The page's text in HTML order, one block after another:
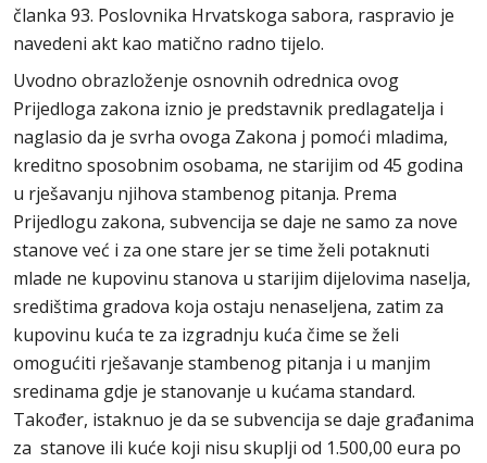
članka 93. Poslovnika Hrvatskoga sabora, raspravio je
navedeni akt kao matično radno tijelo.
Uvodno obrazloženje osnovnih odrednica ovog
Prijedloga zakona iznio je predstavnik predlagatelja i
naglasio da je svrha ovoga Zakona j pomoći mladima,
kreditno sposobnim osobama, ne starijim od 45 godina
u rješavanju njihova stambenog pitanja. Prema
Prijedlogu zakona, subvencija se daje ne samo za nove
stanove već i za one stare jer se time želi potaknuti
mlade ne kupovinu stanova u starijim dijelovima naselja,
središtima gradova koja ostaju nenaseljena, zatim za
kupovinu kuća te za izgradnju kuća čime se želi
omogućiti rješavanje stambenog pitanja i u manjim
sredinama gdje je stanovanje u kućama standard.
Također, istaknuo je da se subvencija se daje građanima
za stanove ili kuće koji nisu skuplji od 1.500,00 eura po